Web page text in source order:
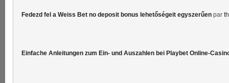
Fedezd fel a Weiss Bet no deposit bonus lehetőségeit egyszerűen par
Einfache Anleitungen zum Ein- und Auszahlen bei Playbet Online-